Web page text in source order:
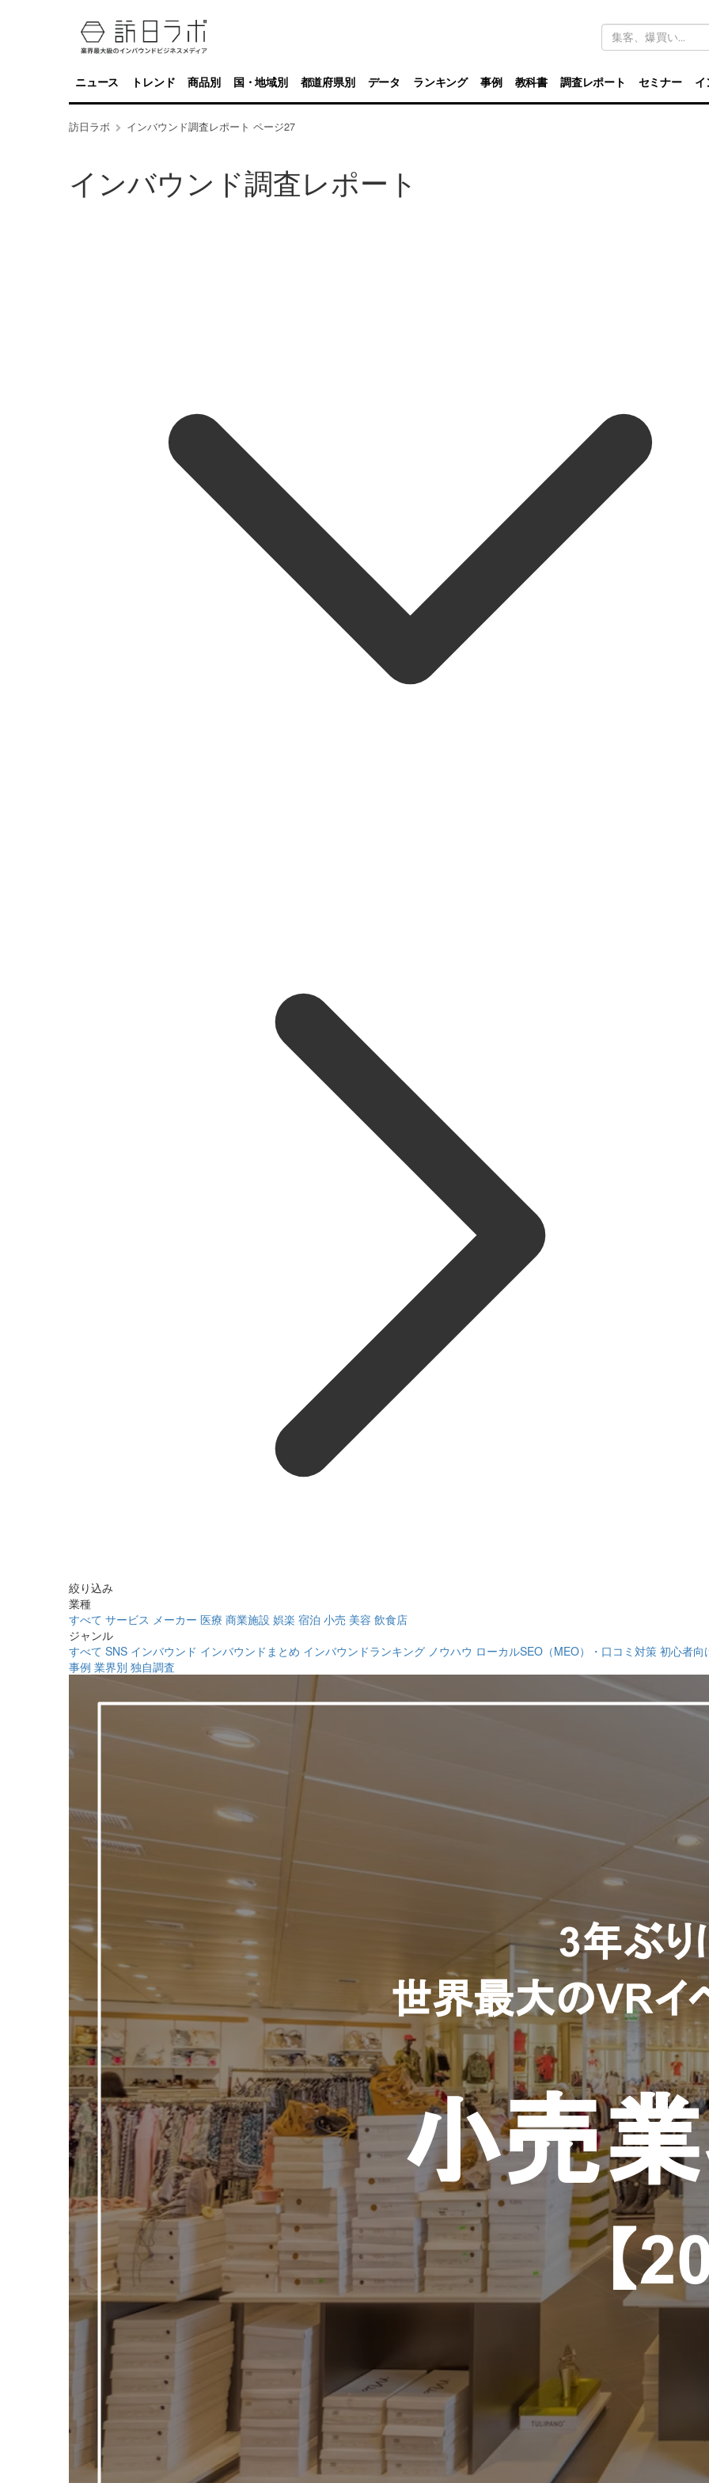
キ
ワ
ド
検
索
ニュース トレンド 商品別 国・地域別 都道府県別 データ ランキング 事例 教科書 調査レポート セミナー イ
訪日ラボ インバウンド調査レポート ページ27
インバウンド調査レポート
絞り込み
業種
すべて サービス メーカー 医療 商業施設 娯楽 宿泊 小売 美容 飲食店
ジャンル
すべて SNS インバウンド インバウンドまとめ インバウンドランキング ノウハウ ローカルSEO（MEO）・口コミ対策 初心者
事例 業界別 独自調査